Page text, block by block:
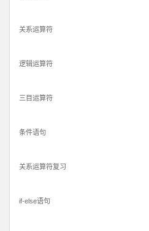
关系运算符
逻辑运算符
三目运算符
条件语句
关系运算符复习
if-else语句